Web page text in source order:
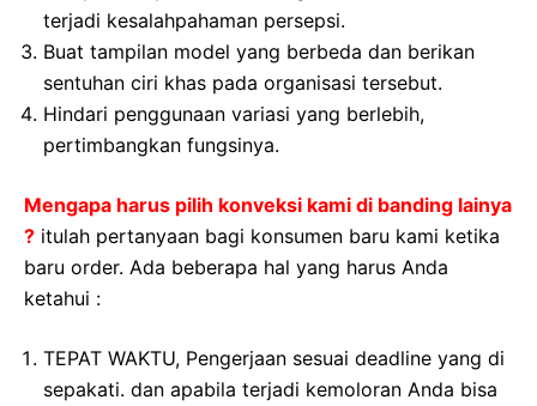
terjadi kesalahpahaman persepsi.
Buat tampilan model yang berbeda dan berikan
sentuhan ciri khas pada organisasi tersebut.
Hindari penggunaan variasi yang berlebih,
pertimbangkan fungsinya.
Mengapa harus pilih konveksi kami di banding lainya
? itulah pertanyaan bagi konsumen baru kami ketika
baru order. Ada beberapa hal yang harus Anda
ketahui :
TEPAT WAKTU, Pengerjaan sesuai deadline yang di
sepakati. dan apabila terjadi kemoloran Anda bisa